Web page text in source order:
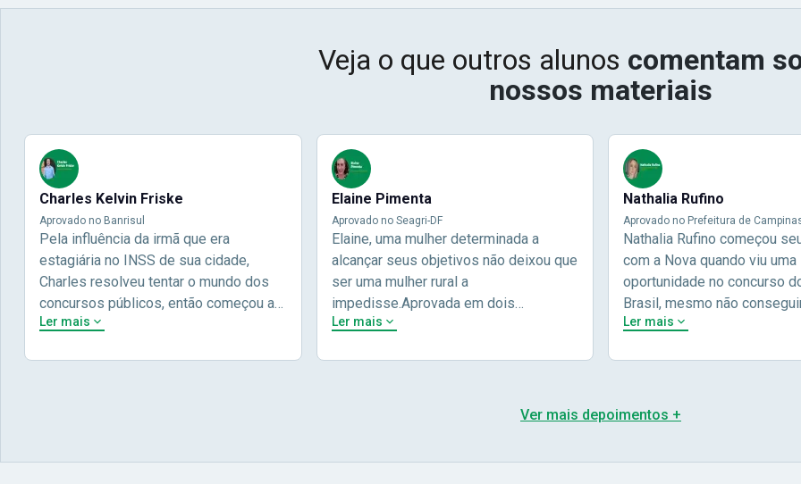
Veja o que outros alunos comentam
nossos materiais
Charles Kelvin Friske
Aprovado no Banrisul
Pela influência da irmã que era
estagiária no INSS de sua cidade,
Charles resolveu tentar o mundo dos
concursos públicos, então começou a
estudar com contéudo gratuito que a
Ler mais
Elaine Pimenta
Aprovado no Seagri-DF
Elaine, uma mulher determinada a
alcançar seus objetivos não deixou que
ser uma mulher rural a
impedisse.Aprovada em dois
concursos públicos e sendo aprovada
objetivos para alcançá-los.Ela nos
Ler mais
Nathalia Rufino
Aprovado no Prefeitura de
Nathalia Rufino começou
com a Nova quando viu uma
oportunidade no concurso
Brasil, mesmo não
aprovação ela não desisitiu
lista de aprovados!!"Eu
Ler mais
Ver mais depoimentos +